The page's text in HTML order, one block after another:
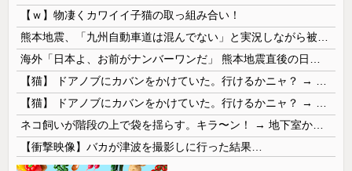
【ｗ】物凄くカワイイ子猫の取っ組み合い！
【衝撃映像】バカが津波を撮影しに行った結果…